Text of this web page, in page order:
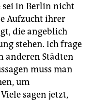
sei in Berlin nicht
Aufzucht ihrer
die angeblich
stehen. Ich frage
anderen Städten
muss man
um
sagen jetzt,